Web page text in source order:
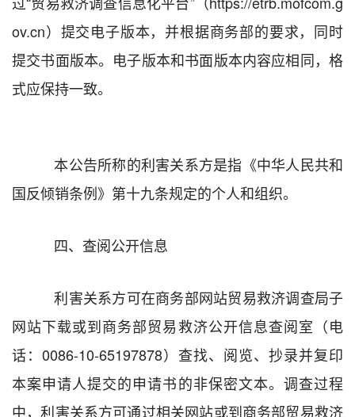
ov.cn）提交电子版本，并根据商务部的要求，同时
提交书面版本。电子版本和书面版本内容应相同，格
式应保持一致。
本公告所称的利害关系方是指《中华人民共和
国反倾销条例》第十九条规定的个人和组织。
四、查阅公开信息
利害关系方可在商务部网站贸易救济调查局子
网站下载或到商务部贸易救济公开信息查阅室（电
话： 0086-10-65197878）查找、阅览、抄录并复印
本案申请人提交的申请书的非保密文本。调查过程
中，利害关系方可通过相关网站或到商务部贸易救济